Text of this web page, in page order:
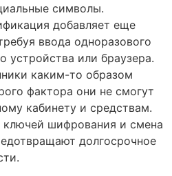
символы.
добавляет еще
ввода одноразового
устройства или браузера.
каким-то образом
фактора они не смогут
кабинету и средствам.
ключей шифрования и смена
долгосрочное